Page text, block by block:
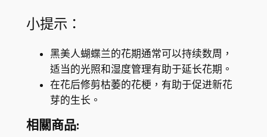
小提示：
黑美人蝴蝶兰的花期通常可以持续数周，
适当的光照和湿度管理有助于延长花期。
在花后修剪枯萎的花梗，有助于促进新花
芽的生长。
相關商品: